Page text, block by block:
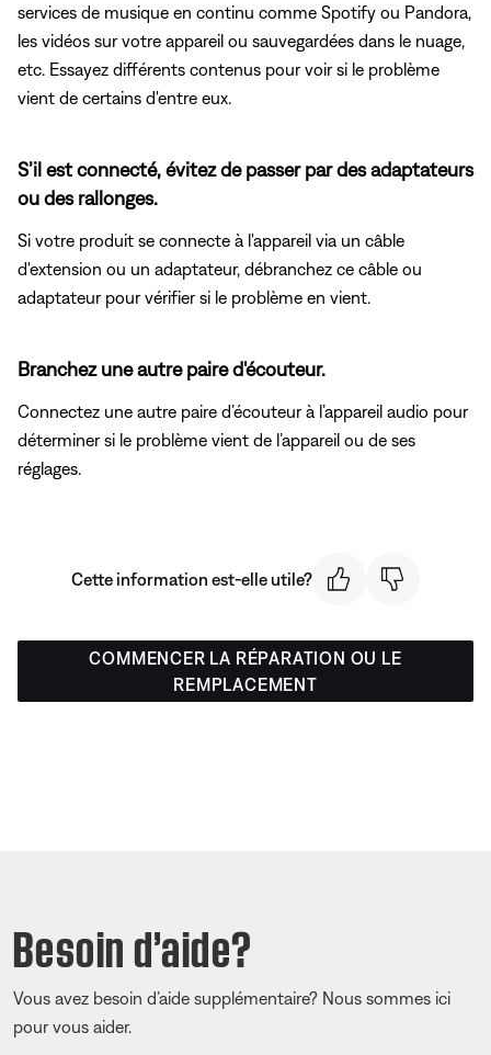
services de musique en continu comme Spotify ou Pandora,
les vidéos sur votre appareil ou sauvegardées dans le nuage,
etc. Essayez différents contenus pour voir si le problème
vient de certains d'entre eux.
S’il est connecté, évitez de passer par des adaptateurs
ou des rallonges.
Si votre produit se connecte à l'appareil via un câble
d'extension ou un adaptateur, débranchez ce câble ou
adaptateur pour vérifier si le problème en vient.
Branchez une autre paire d'écouteur.
Connectez une autre paire d’écouteur à l’appareil audio pour
déterminer si le problème vient de l’appareil ou de ses
réglages.
Cette information est-elle utile?
COMMENCER LA RÉPARATION OU LE
REMPLACEMENT
Besoin d’aide?
Vous avez besoin d’aide supplémentaire? Nous sommes ici
pour vous aider.